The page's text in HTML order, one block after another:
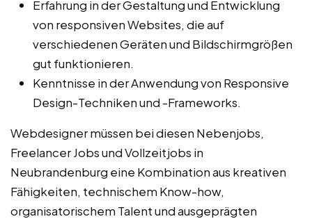
Erfahrung in der Gestaltung und Entwicklung
von responsiven Websites, die auf
verschiedenen Geräten und Bildschirmgrößen
gut funktionieren.
Kenntnisse in der Anwendung von Responsive
Design-Techniken und -Frameworks.
Webdesigner müssen bei diesen Nebenjobs,
Freelancer Jobs und Vollzeitjobs in
Neubrandenburg eine Kombination aus kreativen
Fähigkeiten, technischem Know-how,
organisatorischem Talent und ausgeprägten